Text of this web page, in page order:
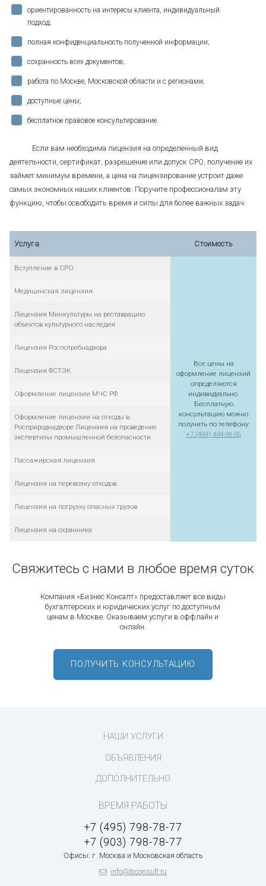
ориентированность на интересы клиента, индивидуальный
подход;
полная конфиденциальность полученной информации;
сохранность всех документов;
работа по Москве, Московской области и с регионами;
доступные цены;
бесплатное правовое консультирование.
Если вам необходима лицензия на определенный вид
деятельности, сертификат, разрешение или допуск СРО, получение их
займет минимум времени, а цена на лицензирование устроит даже
самых экономных наших клиентов. Поручите профессионалам эту
функцию, чтобы освободить время и силы для более важных задач.
Услуга Стоимость
Вступление в СРО
Все цены на
оформление лицензий
определяются
индивидуально.
Бесплатную
консультацию можно
получить по телефону:
+7 (499) 404-09-05
Медицинская лицензия
Лицензия Минкультуры на реставрацию
объектов культурного наследия
Лицензия Роспотребнадзора
Лицензия ФСТЭК
Оформление лицензии МЧС РФ
Оформление лицензии на отходы в
Росприроднадзоре Лицензия на проведение
экспертизы промышленной безопасности
Пассажирская лицензия
Лицензия на перевозку отходов
Лицензия на погрузку опасных грузов
Лицензия на охранника
Свяжитесь с нами в любое время суток
Компания «Бизнес Консалт» предоставляет все виды
бухгалтерских и юридических услуг по доступным
ценам в Москве. Оказываем услуги в оффлайн и
онлайн.
ПОЛУЧИТЬ КОНСУЛЬТАЦИЮ
НАШИ УСЛУГИ
ОБЪЯВЛЕНИЯ
ДОПОЛНИТЕЛЬНО
ВРЕМЯ РАБОТЫ
+7 (495) 798-78-77
+7 (903) 798-78-77
Офисы: г. Москва и Московская область
info@bconsult.ru